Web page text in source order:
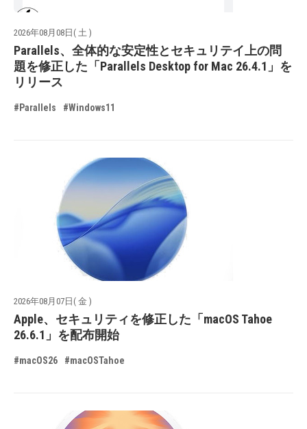
2026年08月08日( 土 )
Parallels、全体的な安定性とセキュリテイ上の問
題を修正した「Parallels Desktop for Mac 26.4.1」を
リリース
#Parallels #Windows11
2026年08月07日( 金 )
Apple、セキュリティを修正した「macOS Tahoe
26.6.1」を配布開始
#macOS26 #macOSTahoe